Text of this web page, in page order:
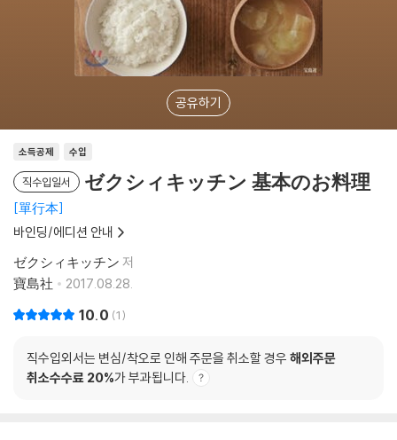
공유하기
소득공제 수입
직수입일서 ゼクシィキッチン 基本のお料理
單行本
바인딩/에디션 안내
ゼクシィキッチン 저
寶島社
2017.08.28.
10.0 1
직수입외서는 변심/착오로 인해 주문을 취소할 경우 해외주문
취소수수료 20%가 부과됩니다.